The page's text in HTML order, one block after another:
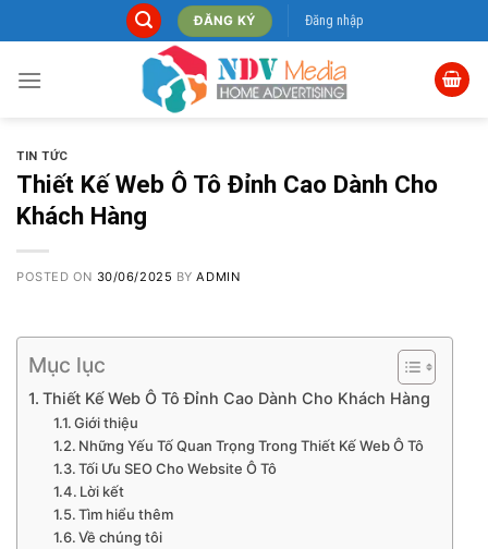
to
content
ĐĂNG KÝ Đăng nhập
TIN TỨC
Thiết Kế Web Ô Tô Đỉnh Cao Dành Cho
Khách Hàng
POSTED ON 30/06/2025 BYADMIN
Mục lục
Thiết Kế Web Ô Tô Đỉnh Cao Dành Cho Khách Hàng
Giới thiệu
Những Yếu Tố Quan Trọng Trong Thiết Kế Web Ô Tô
Tối Ưu SEO Cho Website Ô Tô
Lời kết
Tìm hiểu thêm
Về chúng tôi